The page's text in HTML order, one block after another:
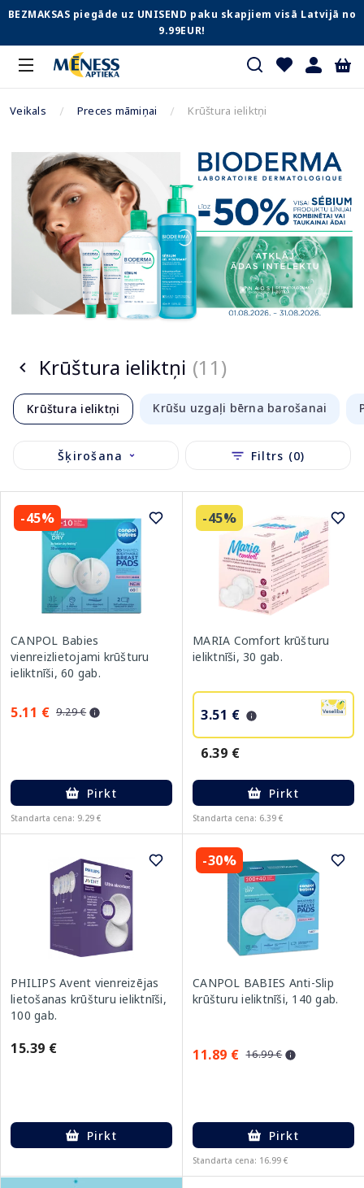
BEZMAKSAS piegāde uz UNISEND paku skapjiem visā Latvijā no
9.99EUR!
Veikals Preces māmiņai Krūštura ieliktņi
Krūštura ieliktņi (11)
Krūštura ieliktņi Krūšu uzgaļi bērna barošanai
Šķirošana Filtrs (0)
-45%
CANPOL Babies
vienreizlietojami krūšturu
ieliktnīši, 60 gab.
5.11 € 9.29 €
Pirkt
Standarta cena: 9.29 €
-45%
MARIA Comfort krūšturu
ieliktnīši, 30 gab.
3.51 €
6.39 €
Pirkt
Standarta cena: 6.39 €
PHILIPS Avent vienreizējas
lietošanas krūšturu ieliktnīši,
100 gab.
15.39 €
Pirkt
-30%
CANPOL BABIES Anti-Slip
krūšturu ieliktnīši, 140 gab.
11.89 € 16.99 €
Pirkt
Standarta cena: 16.99 €